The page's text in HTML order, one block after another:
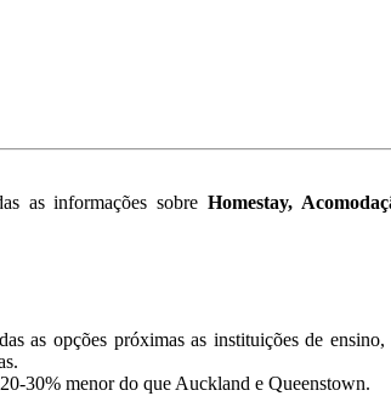
as informações sobre Homestay,
as opções próximas as instituições de ensino,
30% menor do que Auckland e Queenstown.